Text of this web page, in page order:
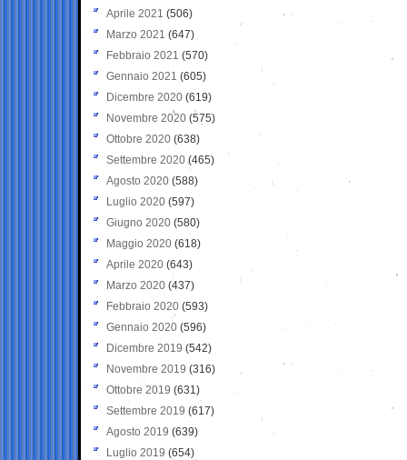
Aprile 2021 (506)
Marzo 2021 (647)
Febbraio 2021 (570)
Gennaio 2021 (605)
Dicembre 2020 (619)
Novembre 2020 (575)
Ottobre 2020 (638)
Settembre 2020(465)
Agosto 2020 (588)
Luglio 2020 (597)
Giugno 2020 (580)
Maggio 2020 (618)
Aprile 2020 (643)
Marzo 2020 (437)
Febbraio 2020 (593)
Gennaio 2020 (596)
Dicembre 2019 (542)
Novembre 2019 (316)
Ottobre 2019 (631)
Settembre 2019 (617)
Agosto 2019 (639)
Luglio 2019 (654)